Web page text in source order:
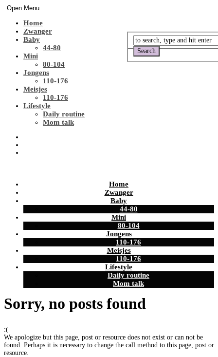
Open Menu
Home
Zwanger
Baby
44-80
Mini
80-104
Jongens
110-176
Meisjes
110-176
Lifestyle
Daily routine
Mom talk
Home
Zwanger
Baby
44-80
Mini
80-104
Jongens
110-176
Meisjes
110-176
Lifestyle
Daily routine
Mom talk
Sorry, no posts found
:(
We apologize but this page, post or resource does not exist or can not be
found. Perhaps it is necessary to change the call method to this page, post or
resource.